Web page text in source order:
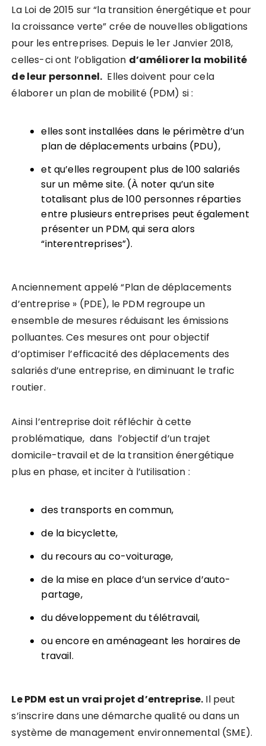
La Loi de 2015 sur “la transition énergétique et pour
la croissance verte” crée de nouvelles obligations
pour les entreprises. Depuis le 1er Janvier 2018,
celles-ci ont l’obligation d’améliorer la mobilité
de leur personnel. Elles doivent pour cela
élaborer un plan de mobilité (PDM) si :
elles sont installées dans le périmètre d’un
plan de déplacements urbains (PDU),
et qu’elles regroupent plus de 100 salariés
sur un même site. (À noter qu’un site
totalisant plus de 100 personnes réparties
entre plusieurs entreprises peut également
présenter un PDM, qui sera alors
“interentreprises”).
Anciennement appelé “Plan de déplacements
d’entreprise » (PDE), le PDM regroupe un
ensemble de mesures réduisant les émissions
polluantes. Ces mesures ont pour objectif
d’optimiser l’efficacité des déplacements des
salariés d’une entreprise, en diminuant le trafic
routier.
Ainsi l’entreprise doit réfléchir à cette
problématique, dans l’objectif d’un trajet
domicile-travail et de la transition énergétique
plus en phase, et inciter à l’utilisation :
des transports en commun,
de la bicyclette,
du recours au co-voiturage,
de la mise en place d’un service d’auto-
partage,
du développement du télétravail,
ou encore en aménageant les horaires de
travail.
Le PDM est un vrai projet d’entreprise. Il peut
s’inscrire dans une démarche qualité ou dans un
système de management environnemental (SME).